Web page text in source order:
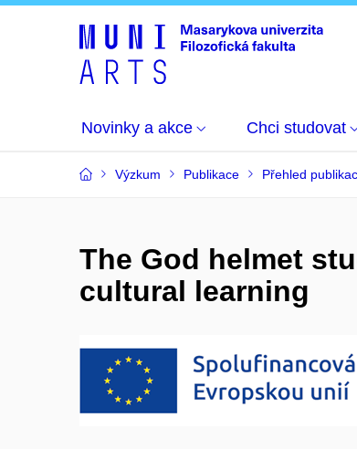
Novinky a akce Chci studovat
Výzkum Publikace Přehled
The God helmet
cultural learning